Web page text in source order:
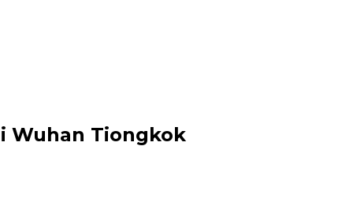
Wuhan Tiongkok